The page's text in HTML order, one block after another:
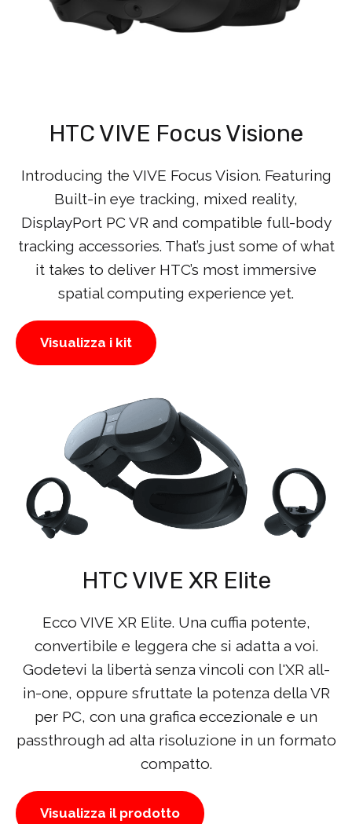
HTC VIVE Focus Visione
Introducing the VIVE Focus Vision. Featuring
Built-in eye tracking, mixed reality,
DisplayPort PC VR and compatible full-body
tracking accessories. That’s just some of what
it takes to deliver HTC’s most immersive
spatial computing experience yet.
Visualizza i kit
HTC VIVE XR Elite
Ecco VIVE XR Elite. Una cuffia potente,
convertibile e leggera che si adatta a voi.
Godetevi la libertà senza vincoli con l'XR all-
in-one, oppure sfruttate la potenza della VR
per PC, con una grafica eccezionale e un
passthrough ad alta risoluzione in un formato
compatto.
Visualizza il prodotto